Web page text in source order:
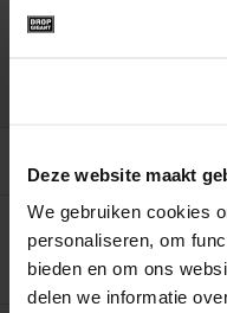
Deze website maakt
We gebruiken cookies
personaliseren, om
bieden en om ons
delen we informatie